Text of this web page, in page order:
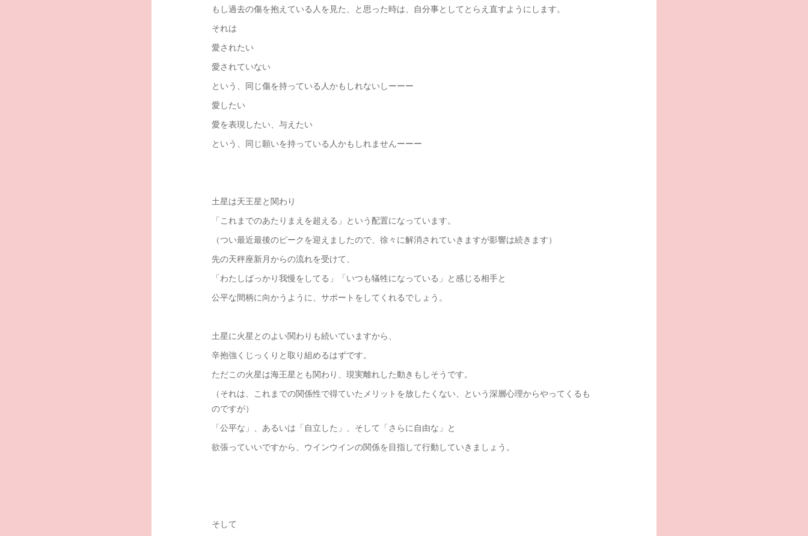
もし過去の傷を抱えている人を見た、と思った時は、自分事としてとらえ直すようにします。
それは
愛されたい
愛されていない
という、同じ傷を持っている人かもしれないしーーー
愛したい
愛を表現したい、与えたい
という、同じ願いを持っている人かもしれませんーーー
土星は天王星と関わり
「これまでのあたりまえを超える」という配置になっています。
（つい最近最後のピークを迎えましたので、徐々に解消されていきますが影響は続きます）
先の天秤座新月からの流れを受けて、
「わたしばっかり我慢をしてる」「いつも犠牲になっている」と感じる相手と
公平な間柄に向かうように、サポートをしてくれるでしょう。
土星に火星とのよい関わりも続いていますから、
辛抱強くじっくりと取り組めるはずです。
ただこの火星は海王星とも関わり、現実離れした動きもしそうです。
（それは、これまでの関係性で得ていたメリットを放したくない、という深層心理からやってくるも
のですが）
「公平な」、あるいは「自立した」、そして「さらに自由な」と
欲張っていいですから、ウインウインの関係を目指して行動していきましょう。
そして